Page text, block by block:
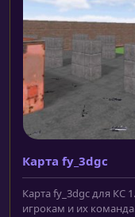
Карта fy_3dgc
Карта fy_3dgc для КС
игрокам и их